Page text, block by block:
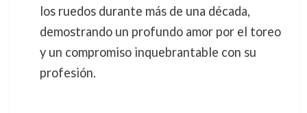
los ruedos durante más de una década,
demostrando un profundo amor por el toreo
y un compromiso inquebrantable con su
profesión.